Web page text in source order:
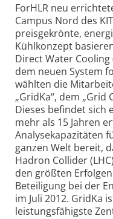
ForHLR neu
Campus Nord des
preisgekrönte,
Kühlkonzept
Direct Water
dem neuen System
wählten die
„GridKa“, dem
Dieses befindet sich
mehr als 15 Jahren
Analyse­kapazitäten
ganzen Welt bereit,
Hadron Collider
den größten
Beteiligung bei der
im Juli 2012. GridKa
leistungsfähigste